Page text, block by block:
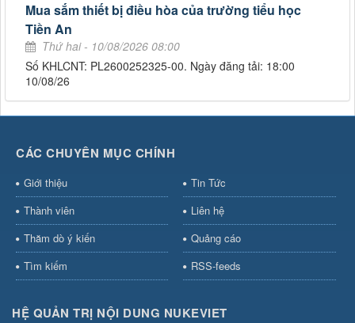
Mua sắm thiết bị điều hòa của trường tiểu học
Tiền An
Thứ hai - 10/08/2026 08:00
Số KHLCNT: PL2600252325-00. Ngày đăng tải: 18:00
10/08/26
CÁC CHUYÊN MỤC CHÍNH
Giới thiệu
Tin Tức
Thành viên
Liên hệ
Thăm dò ý kiến
Quảng cáo
Tìm kiếm
RSS-feeds
HỆ QUẢN TRỊ NỘI DUNG NUKEVIET